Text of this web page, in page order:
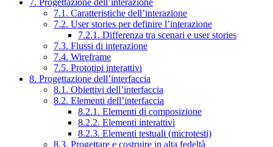
7.1. Caratteristiche dell’interazione
7.2. User stories per definire l’interazione
7.2.1. Differenza tra scenari e user stories
7.3. Flussi di interazione
7.4. Wireframe
7.5. Prototipi interattivi
8. Progettazione dell’interfaccia
8.1. Obiettivi dell’interfaccia
8.2. Elementi dell’interfaccia
8.2.1. Elementi di composizione
8.2.2. Elementi interattivi
8.2.3. Elementi testuali (microtesti)
8.3. Progettare e costruire in alta fedeltà